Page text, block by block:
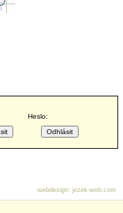
Heslo:
webdesign: jezek-web.com